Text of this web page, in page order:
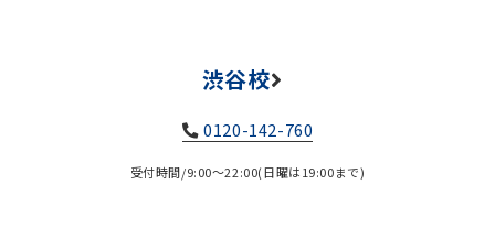
渋谷校
0120-142-760
受付時間/9:00～22:00(日曜は19:00まで)